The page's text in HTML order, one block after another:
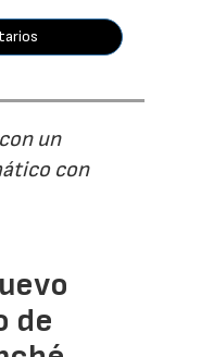
un
con
de